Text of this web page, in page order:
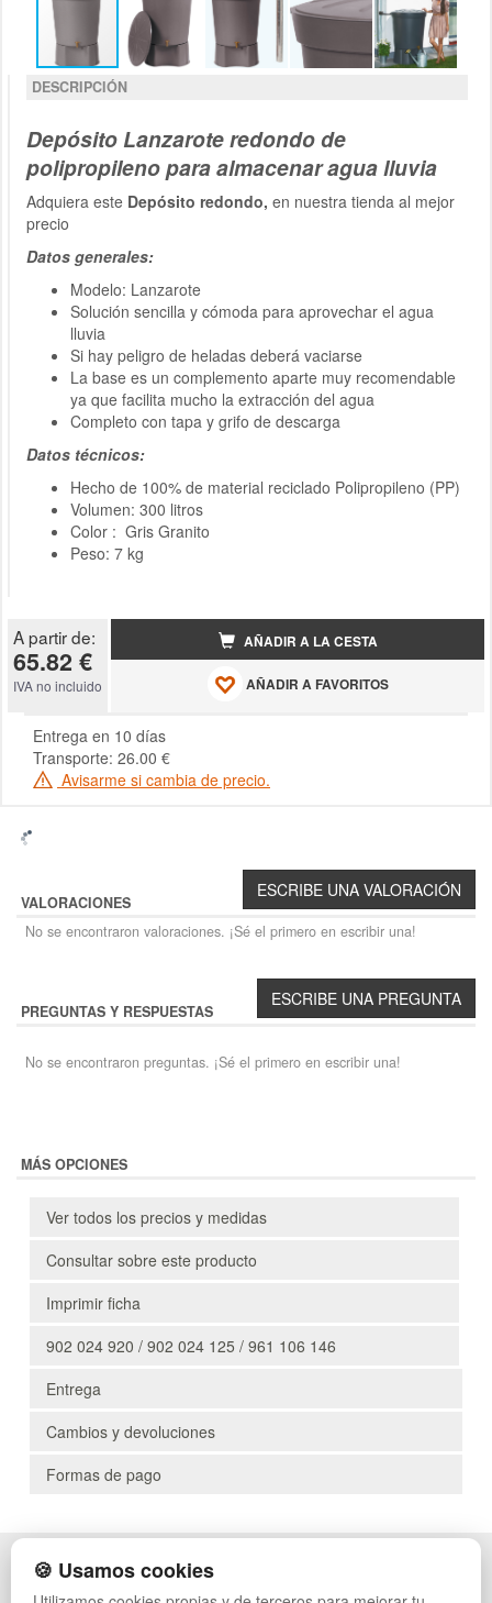
DESCRIPCIÓN
Depósito Lanzarote redondo de
polipropileno para almacenar agua lluvia
Adquiera este Depósito redondo, en nuestra tienda al mejor
precio
Datos generales:
Modelo: Lanzarote
Solución sencilla y cómoda para aprovechar el agua
lluvia
Si hay peligro de heladas deberá vaciarse
La base es un complemento aparte muy recomendable
ya que facilita mucho la extracción del agua
Completo con tapa y grifo de descarga
Datos técnicos:
Hecho de 100% de material reciclado Polipropileno (PP)
Volumen: 300 litros
Color : Gris Granito
Peso: 7 kg
A partir de:
65.82 €
IVA no incluido
AÑADIR A LA CESTA
AÑADIR A FAVORITOS
Entrega en 10 días
Transporte: 26.00 €
Avisarme si cambia de precio.
VALORACIONES
No se encontraron valoraciones. ¡Sé el primero en escribir una!
PREGUNTAS Y RESPUESTAS
No se encontraron preguntas. ¡Sé el primero en escribir una!
MÁS OPCIONES
Ver todos los precios y medidas
Consultar sobre este producto
Imprimir ficha
902 024 920 / 902 024 125 / 961 106 146
Entrega
Cambios y devoluciones
Formas de pago
POLÍTICA DE PRIVACIDAD
CONDICIONES DE USO
PALETS DE PLÁSTICO
🍪 Usamos cookies